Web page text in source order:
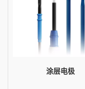
涂层电极